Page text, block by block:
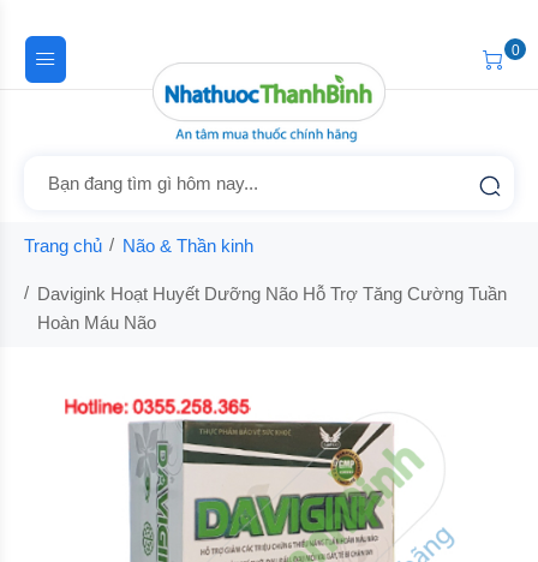
0
Trang chủ Não & Thần kinh
Davigink Hoạt Huyết Dưỡng Não Hỗ Trợ Tăng Cường Tuần
Hoàn Máu Não